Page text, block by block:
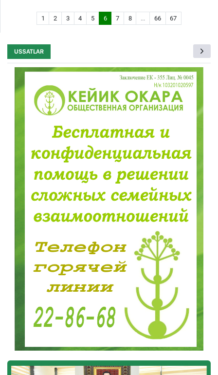
1 2 3 4 5 6 7 8 ... 66 67
USSATLAR